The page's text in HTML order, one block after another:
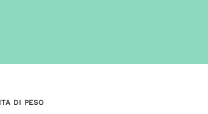
DI PESO